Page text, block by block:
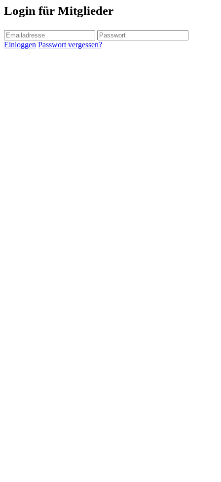
Login für Mitglieder
Einloggen Passwort vergessen?